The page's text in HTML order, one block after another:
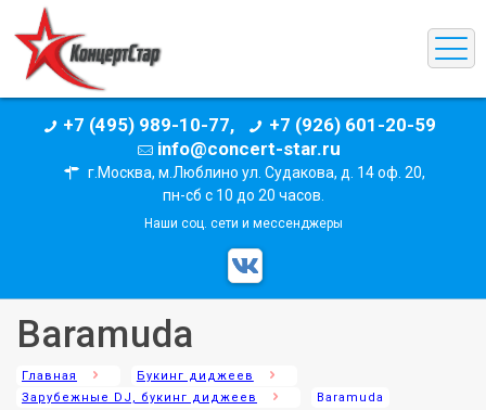
+7 (495) 989-10-77,
+7 (926) 601-20-59
info@concert-star.ru
г.Москва, м.Люблино ул. Судакова, д. 14 оф. 20,
пн-сб с 10 до 20 часов.
Наши соц. сети и мессенджеры
Baramuda
Главная
Букинг диджеев
Зарубежные DJ, букинг диджеев
Baramuda